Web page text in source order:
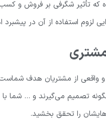
که تأثیر شگرفی بر فروش و
لزوم استفاده از آن در پیشبرد
از مشتریان هدف
تصمیم می‌گیرند و … شما با
را تحقق بخشید.